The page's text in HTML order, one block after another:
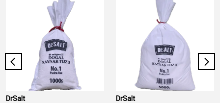
DrSalt DrSalt